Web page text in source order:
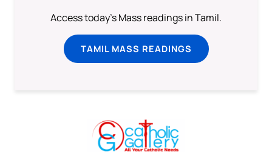
Access today's Mass readings in Tamil.
TAMIL MASS READINGS